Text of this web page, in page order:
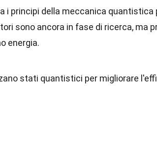
principi della meccanica quantistica
sono ancora in fase di ricerca, ma
energia.
stati quantistici per migliorare